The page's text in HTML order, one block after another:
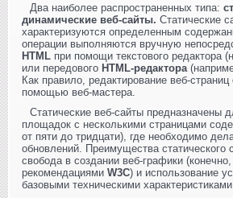
Два наиболее распространенных типа:
динамические веб-сайты. Статические
характеризуются определенным
операции выполняются вручную
HTML при помощи текстового редактора
или передового HTML-редактора
Как правило, редактирование веб-
помощью веб-мастера.
Статические веб-сайты предназначены
площадок с несколькими страницами
от пяти до тридцати), где необходимо
обновлений. Преимущества статического
свобода в создании веб-графики
рекомендациями W3C) и использование
базовыми техническими